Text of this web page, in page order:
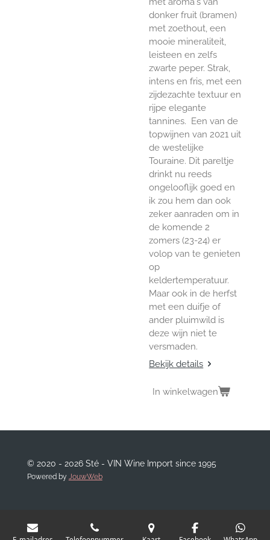
donker fruit (bramen)
met zoethout, een
mooie mineraliteit,
leisteen en zelfs
zwarte peper. Strak,
intens en fris, met een
zijdezachte textuur en
rijpe elegante
tannines. Een van de
topwijnen van 2021 uit
de westelijke
Touraine. Dit pareltje
drinkt nu reeds
ongelooflijk goed en
ik zou hem dan ook
zeker aanraden om in
de komende 2
zomers (23-24) er
volop van te genieten
op
keldertemperatuur.
Maar ook in de herfst
met een duifje of
ander pluimwild is
deze wijn niet te
versmaden.
Bekijk details
In winkelwagen
© 2020 - 2026 Sté - VIN Wine Import since 1995
Powered by JouwWeb